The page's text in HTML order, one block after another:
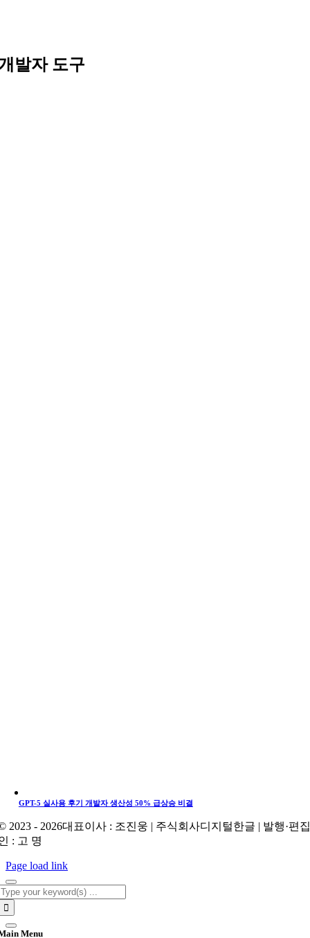
발자 도구
GPT-5 실사용 후기 개발자 생산성 50% 급상승 비결
2023 - 2026대표이사 : 조진웅 | 주식회사디지털한글 | 발행·편
: 고 명
Page load link
Menu